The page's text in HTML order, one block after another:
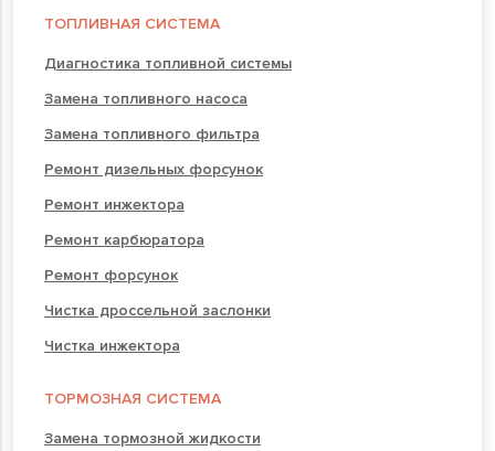
ТОПЛИВНАЯ СИСТЕМА
Диагностика топливной системы
Замена топливного насоса
Замена топливного фильтра
Ремонт дизельных форсунок
Ремонт инжектора
Ремонт карбюратора
Ремонт форсунок
Чистка дроссельной заслонки
Чистка инжектора
ТОРМОЗНАЯ СИСТЕМА
Замена тормозной жидкости